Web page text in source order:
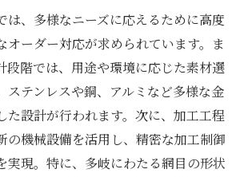
し続ける金属網加工の技術力とそ
は、多様なニーズに応えるために高度
オーダー対応が求められています。ま
段階では、用途や環境に応じた素材選
ステンレスや銅、アルミなど多様な金
た設計が行われます。次に、加工工程
の機械設備を活用し、精密な加工制御
実現。特に、多岐にわたる網目の形状